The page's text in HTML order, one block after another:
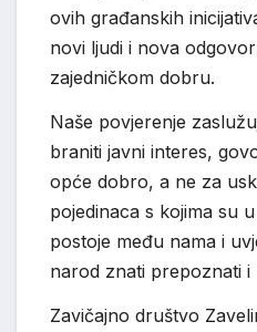
ovih građanskih
novi ljudi i nova
zajedničkom dobru.
Naše povjerenje
braniti javni interes,
opće dobro, a ne za
pojedinaca s kojima su
postoje među nama i
narod znati prepoznati i
Zavičajno društvo